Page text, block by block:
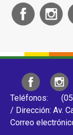
Teléfonos:
/ Dirección: Av.
Correo